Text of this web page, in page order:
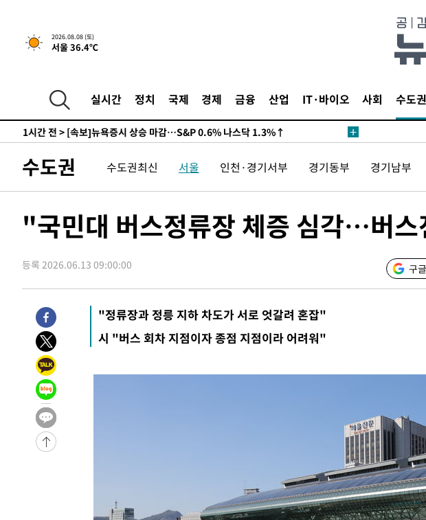
2026.08.08 (토)
서울 36.4℃
실시간 정치 국제 경제 금융 산업 IT·바이오 사회 수도권
-20144초 전 >여수 오동도 해상서 모터보트 전복…1명 사망·1명 실종
-16371초 전 >극한폭염 한풀 꺾이지만…'낮 최고 35도' 무더위, 열대야 계속[다음
-11906초 전 >
[속보]'압수수색·성접대 논란' 축구협회 "실망과 걱정 안겨드려 죄
-527초 전 >
1시간 전 > [속보]뉴욕증시 상승 마감…S&P 0.6% 나스닥 1.3%↑
-25544초 전 >
백운산서 80년근 천종산삼 9뿌리 발견…감정가 1.3억원
-23254초 전 >선재도서 해루질 나섰다 실종 60대, 닷새 만에 숨진 채 발견
-20164초 전 >여수 오동도 해상서 모터보트 전복…1명 사망·1명 실종
주 날씨]
-13409초 전 >축구협회 "압수수색·성접대 논란 사과…쇄신의 기회로 삼겠다"
-11926초 전 >[속보]'압수수색·성접대 논란' 축구협회 "실망과 걱정 안겨드려 죄
-547초 전 >
'최고 37도' 폭염 지속…강원동해안 최대 150㎜ 비
1시간 전 >
[속보]뉴욕증시 상승 마감…S&P 0.6% 나스닥 1.3%↑
수도권 수도권최신 서울 인천·경기서부 경기동부 경기남부
"국민대 버스정류장 체증 심각…버
등록 2026.06.13 09:00:00 구
"정류장과 정릉 지하 차도가 서로 엇갈려 혼잡"
시 "버스 회차 지점이자 종점 지점이라 어려워"